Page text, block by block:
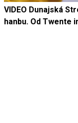
VIDEO Dunajská
hanbu. Od Twente